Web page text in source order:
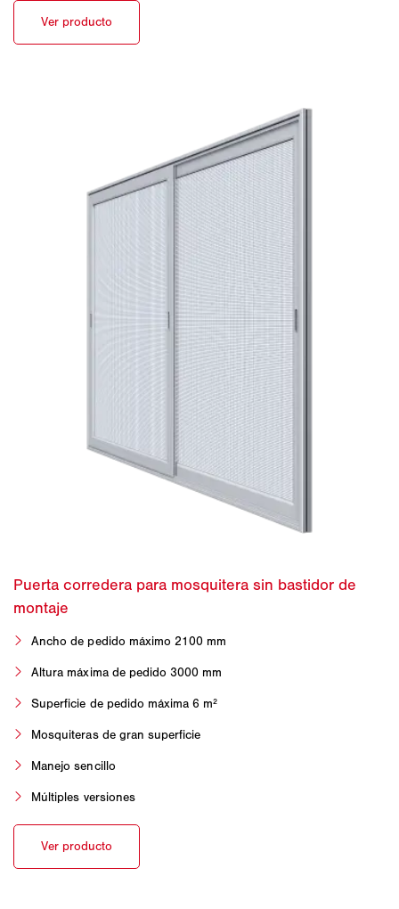
Ancho de pedido máximo 2100 mm
Altura máxima de pedido 3000 mm
Superficie de pedido máxima 6 m²
Mosquiteras de gran superficie
Manejo sencillo
Múltiples versiones